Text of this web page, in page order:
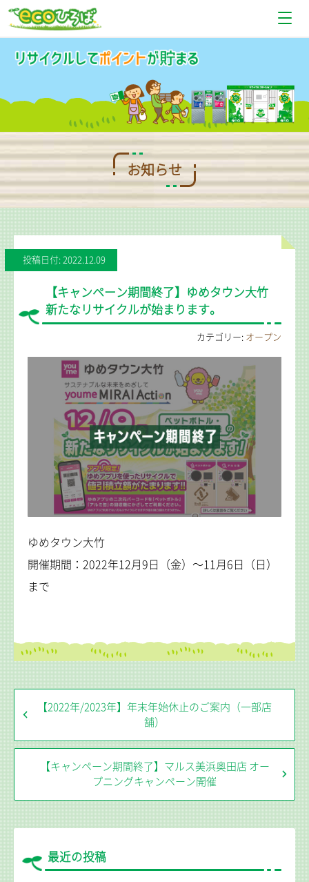
使い方
お問い合わせ
お知らせ
投稿日付: 2022.12.09
【キャンペーン期間終了】ゆめタウン大竹
新たなリサイクルが始まります。
カテゴリー: オープン
ゆめタウン大竹
開催期間：2022年12月9日（金）～11月6日（日）
まで
【2022年/2023年】年末年始休止のご案内（一部店
舗）
【キャンペーン期間終了】マルス美浜奥田店 オー
プニングキャンペーン開催
最近の投稿